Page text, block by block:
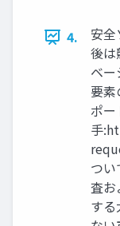
4.
安
後は
ベー
要
ポー
手
つ
査お
す